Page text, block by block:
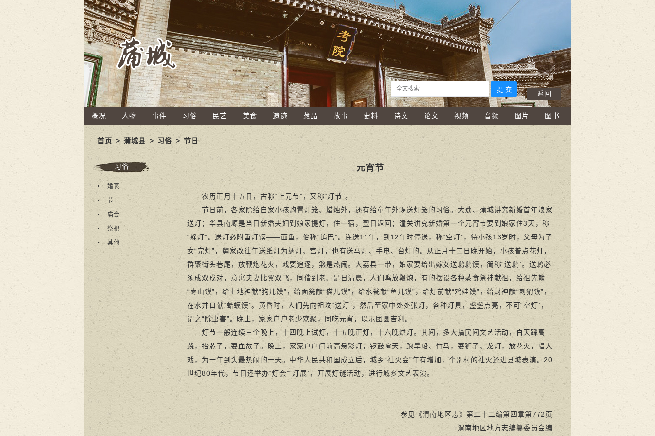
概况 人物 事件 习俗 民艺 美食 遗迹 藏品 故事 史料 诗文 论文 视频 音频 图片 图书
返回
首页 >蒲城县 > 习俗 > 节日
习俗
婚丧
节日
庙会
祭祀
其他
元宵节
农历正月十五日，古称“上元节”，又称“灯节”。
节日前，各家除给自家小孩购置灯笼、蜡烛外，还有给童年外甥送灯笼的习俗。大荔、蒲城讲究新婚首年娘家
送灯；华县南塬是当日新婚夫妇到娘家提灯，住一宿，翌日返回；潼关讲究新婚第一个元宵节要到娘家住3天，称
“躲灯”。送灯必附垂灯馍——面鱼，俗称“追巴”。连送11年，到12年时停送，称“空灯”，待小孩13岁时，父母为子
女“完灯”，舅家改往年送纸灯为绸灯、宫灯，也有送马灯、手电、台灯的。从正月十二日晚开始，小孩普点花灯，
群聚街头巷尾，放鞭炮花火，戏耍追逐，煞是热闹。大荔县一带，娘家要给出嫁女送鹣鹣馍，简称“送鹣”。送鹣必
须成双成对，意寓夫妻比翼双飞，同偕到老。是日清晨，人们鸣放鞭炮，有的摆设各种蒸食祭神献祖，给祖先献
“枣山馍”，给土地神献“狗儿馍”，给面瓮献“猫儿馍”，给水瓮献“鱼儿馍”，给灯前献“鸡娃馍”，给财神献“刺猬馍”，
在水井口献“蛤蟆馍”。黄昏时，人们先向祖坟“送灯”，然后至家中处处张灯，各种灯具，盏盏点亮，不可“空灯”，
谓之“除虫害”。晚上，家家户户老少欢聚，同吃元宵，以示团圆吉利。
灯节一般连续三个晚上，十四晚上试灯，十五晚正灯，十六晚烘灯。其间，多大搞民间文艺活动，白天踩高
跷，抬芯子，耍血故子。晚上，家家户户门前高悬彩灯，锣鼓喧天，跑旱船、竹马，耍狮子、龙灯，放花火，唱大
戏，为一年到头最热闹的一天。中华人民共和国成立后，城乡“社火会”年有增加，个别村的社火还进县城表演。20
世纪80年代，节日还举办“灯会”“灯展”，开展灯谜活动，进行城乡文艺表演。
参见《渭南地区志》第二十二编第四章第772页
渭南地区地方志编纂委员会编